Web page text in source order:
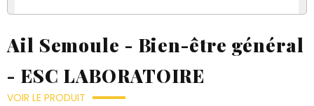
Ail Semoule - Bien-être général
- ESC LABORATOIRE
VOIR LE PRODUIT